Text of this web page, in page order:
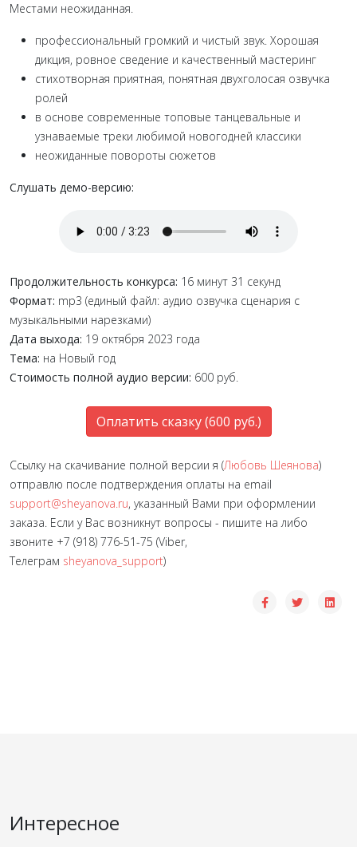
Местами неожиданная.
профессиональный громкий и чистый звук. Хорошая
дикция, ровное сведение и качественный мастеринг
стихотворная приятная, понятная двухголосая озвучка
ролей
в основе современные топовые танцевальные и
узнаваемые треки любимой новогодней классики
неожиданные повороты сюжетов
Слушать демо-версию:
Продолжительность конкурса: 16 минут 31 секунд
Формат: mp3 (единый файл: аудио озвучка сценария с
музыкальными нарезками)
Дата выхода: 19 октября 2023 года
Тема: на Новый год
Стоимость полной аудио версии: 600 руб.
Оплатить сказку (600 руб.)
Ссылку на скачивание полной версии я (Любовь Шеянова)
отправлю после подтверждения оплаты на email
support@sheyanova.ru, указанный Вами при оформлении
заказа. Если у Вас возникнут вопросы - пишите на либо
звоните +7 (918) 776-51-75 (Viber,
Телеграм sheyanova_support)
Интересное